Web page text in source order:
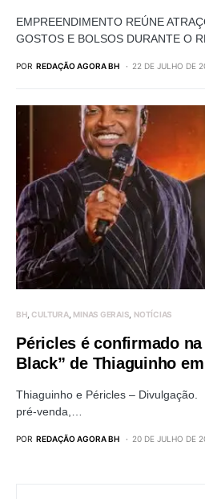
EMPREENDIMENTO REÚNE
GOSTOS E BOLSOS DURANTE O
POR REDAÇÃO AGORA BH 22 DE JULHO DE
BH CULTURA MINAS GERAIS NOTÍCIAS
Péricles é confirmado
Black” de Thiaguinho
Thiaguinho e Péricles –
pré-venda,…
POR REDAÇÃO AGORA BH 20 DE JULHO DE